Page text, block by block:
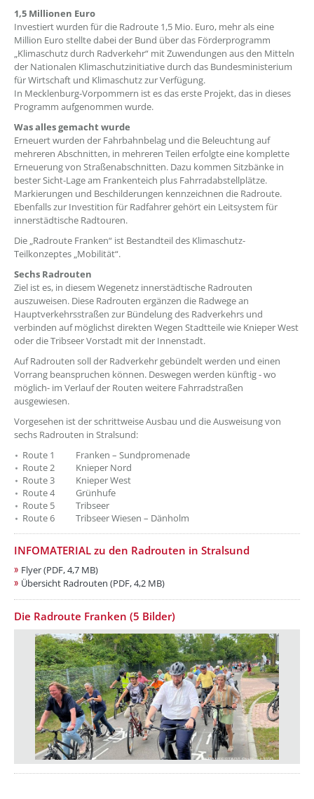
1,5 Millionen Euro
Investiert wurden für die Radroute 1,5 Mio. Euro, mehr als eine
Million Euro stellte dabei der Bund über das Förderprogramm
„Klimaschutz durch Radverkehr“ mit Zuwendungen aus den Mitteln
der Nationalen Klimaschutzinitiative durch das Bundesministerium
für Wirtschaft und Klimaschutz zur Verfügung.
In Mecklenburg-Vorpommern ist es das erste Projekt, das in dieses
Programm aufgenommen wurde.
Was alles gemacht wurde
Erneuert wurden der Fahrbahnbelag und die Beleuchtung auf
mehreren Abschnitten, in mehreren Teilen erfolgte eine komplette
Erneuerung von Straßenabschnitten. Dazu kommen Sitzbänke in
bester Sicht-Lage am Frankenteich plus Fahrradabstellplätze.
Markierungen und Beschilderungen kennzeichnen die Radroute.
Ebenfalls zur Investition für Radfahrer gehört ein Leitsystem für
innerstädtische Radtouren.
Die „Radroute Franken“ ist Bestandteil des Klimaschutz-
Teilkonzeptes „Mobilität“.
Sechs Radrouten
Ziel ist es, in diesem Wegenetz innerstädtische Radrouten
auszuweisen. Diese Radrouten ergänzen die Radwege an
Hauptverkehrsstraßen zur Bündelung des Radverkehrs und
verbinden auf möglichst direkten Wegen Stadtteile wie Knieper West
oder die Tribseer Vorstadt mit der Innenstadt.
Auf Radrouten soll der Radverkehr gebündelt werden und einen
Vorrang beanspruchen können. Deswegen werden künftig - wo
möglich- im Verlauf der Routen weitere Fahrradstraßen
ausgewiesen.
Vorgesehen ist der schrittweise Ausbau und die Ausweisung von
sechs Radrouten in Stralsund:
Route 1 Franken – Sundpromenade
Route 2 Knieper Nord
Route 3 Knieper West
Route 4 Grünhufe
Route 5 Tribseer
Route 6 Tribseer Wiesen – Dänholm
INFOMATERIAL zu den Radrouten in Stralsund
Flyer (PDF, 4,7 MB)
Übersicht Radrouten (PDF, 4,2 MB)
Die Radroute Franken (5 Bilder)